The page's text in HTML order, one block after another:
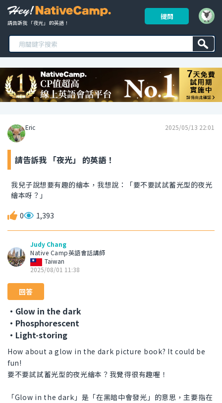
請告訴我 「夜光」 的英語！
提問
Eric 2025/05/13 22:01
請告訴我 「夜光」 的英語！
我兒子說想要有趣的繪本，我想說：「要不要試試蓄光型的夜光
繪本呀？」
0 1,393
Judy Chang
Native Camp英語會話講師
Taiwan
2025/08/01 11:38
回答
・Glow in the dark
・Phosphorescent
・Light-storing
How about a glow in the dark picture book? It could be
fun!
要不要試試蓄光型的夜光繪本？我覺得很有趣喔！
「Glow in the dark」是「在黑暗中會發光」的意思，主要指在